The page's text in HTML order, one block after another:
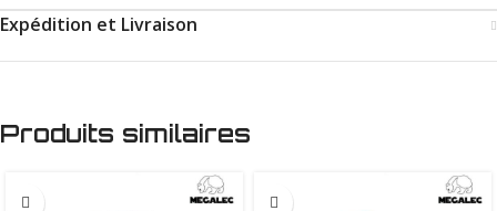
Expédition et Livraison
Produits similaires